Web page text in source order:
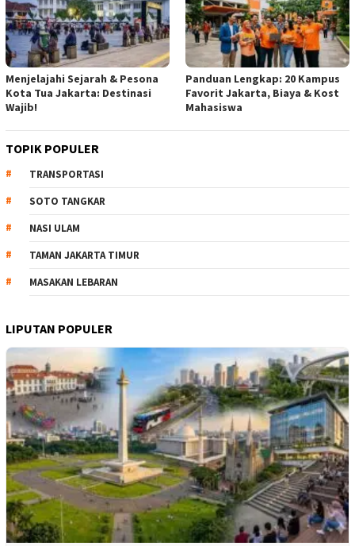
Menjelajahi Sejarah & Pesona
Kota Tua Jakarta: Destinasi
Wajib!
Panduan Lengkap: 20 Kampus
Favorit Jakarta, Biaya & Kost
Mahasiswa
TOPIK POPULER
TRANSPORTASI
SOTO TANGKAR
NASI ULAM
TAMAN JAKARTA TIMUR
MASAKAN LEBARAN
LIPUTAN POPULER